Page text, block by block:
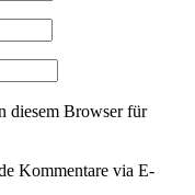
diesem Browser für
Kommentare via E-